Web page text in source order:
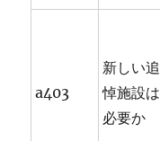
a403
新しい追
悼施設は
必要か